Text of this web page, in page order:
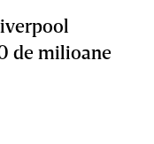
de milioane